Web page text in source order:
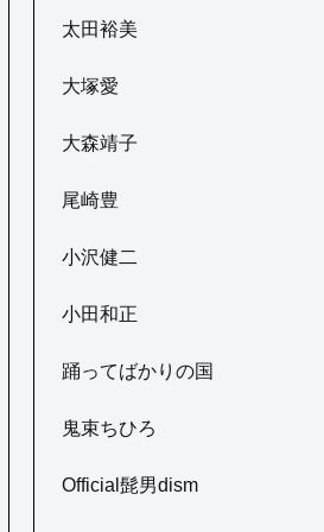
太田裕美
大塚愛
大森靖子
尾崎豊
小沢健二
小田和正
踊ってばかりの国
鬼束ちひろ
Official髭男dism